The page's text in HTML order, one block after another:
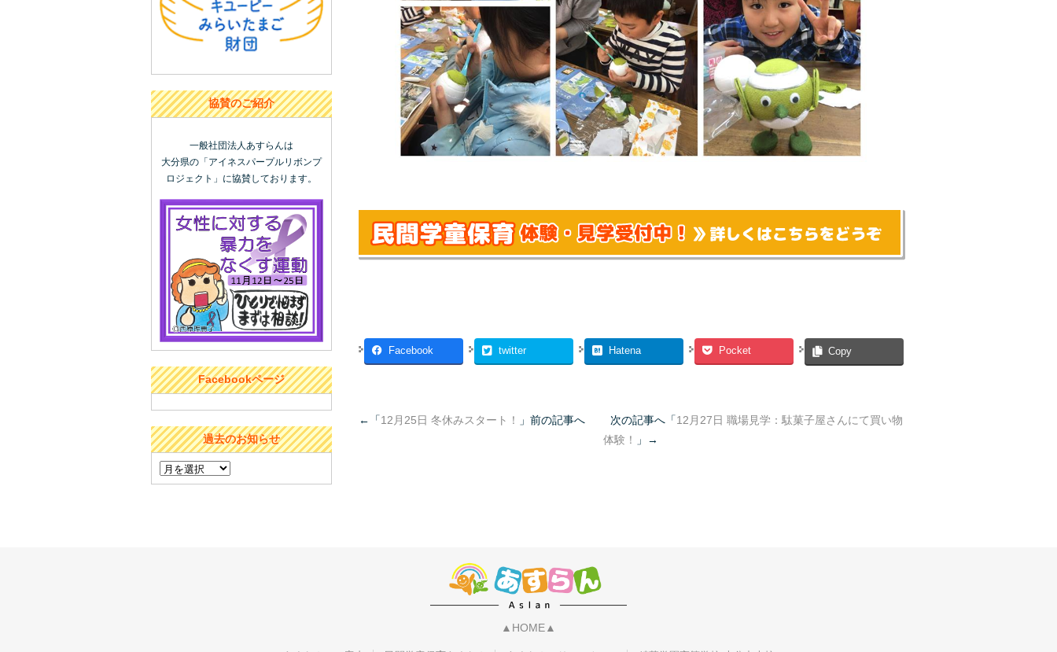
Facebook twitter Hatena Pocket Copy
←「12月25日 冬休みスタート！ 」前の記事へ 次の記事へ「12月27日 職場見学：駄菓子屋さんにて買い物
体験！
」→
協賛のご紹介
一般社団法人あすらんは
大分県の「アイネスパープルリボンプ
ロジェクト」に協賛しております。
Facebookページ
過去のお知らせ
過
▲HOME▲